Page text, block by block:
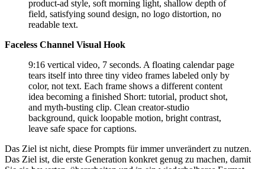
product-ad style, soft morning light, shallow depth of
field, satisfying sound design, no logo distortion, no
readable text.
Faceless Channel Visual Hook
9:16 vertical video, 7 seconds. A floating calendar page
tears itself into three tiny video frames labeled only by
color, not text. Each frame shows a different content
idea becoming a finished Short: tutorial, product shot,
and myth-busting clip. Clean creator-studio
background, quick loopable motion, bright contrast,
leave safe space for captions.
Das Ziel ist nicht, diese Prompts für immer unverändert zu nutzen.
Das Ziel ist, die erste Generation konkret genug zu machen, damit